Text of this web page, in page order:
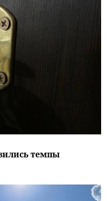
темпы